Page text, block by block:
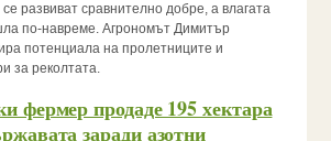
се развиват сравнително добре, а влагата
по-навреме. Агрономът Димитър
потенциала на пролетниците и
за реколтата.
фермер продаде 195 хектара
заради азотни